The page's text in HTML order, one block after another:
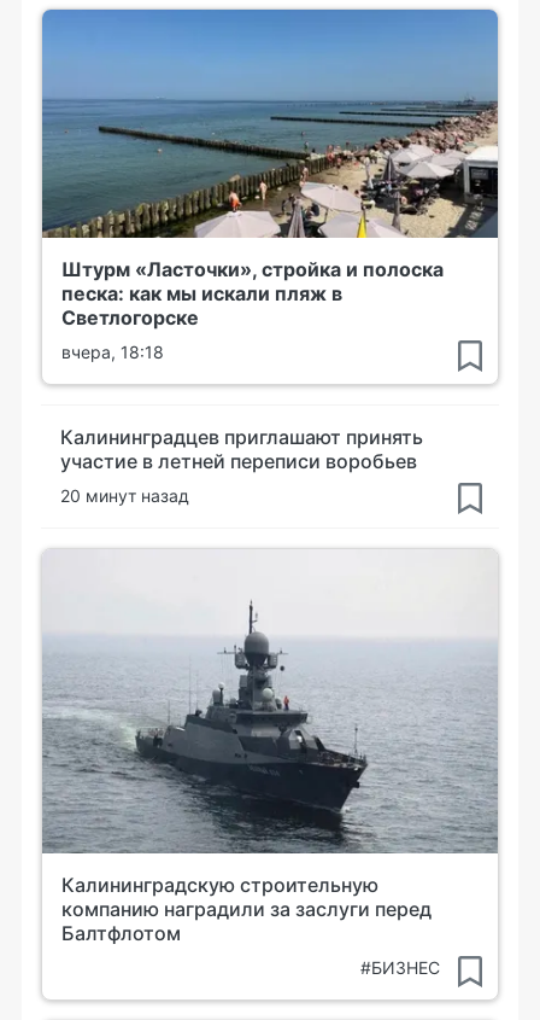
Штурм «Ласточки», стройка и полоска
песка: как мы искали пляж в
Светлогорске
вчера, 18:18
Калининградцев приглашают принять
участие в летней переписи воробьев
20 минут назад
Калининградскую строительную
компанию наградили за заслуги перед
Балтфлотом
#БИЗНЕС